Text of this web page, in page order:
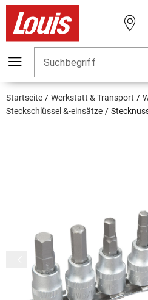
Suchbegriff
Startseite Werkstatt & Transport
Steckschlüssel &-einsätze